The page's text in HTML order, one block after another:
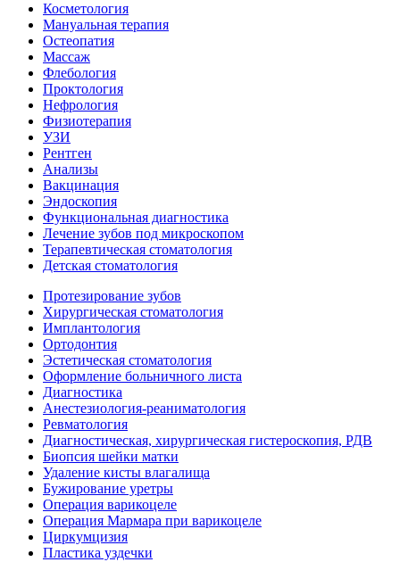
Косметология
Мануальная терапия
Остеопатия
Массаж
Флебология
Проктология
Нефрология
Физиотерапия
УЗИ
Рентген
Анализы
Вакцинация
Эндоскопия
Функциональная диагностика
Лечение зубов под микроскопом
Терапевтическая стоматология
Детская стоматология
Протезирование зубов
Хирургическая стоматология
Имплантология
Ортодонтия
Эстетическая стоматология
Оформление больничного листа
Диагностика
Анестезиология-реаниматология
Ревматология
Диагностическая, хирургическая гистероскопия, РДВ
Биопсия шейки матки
Удаление кисты влагалища
Бужирование уретры
Операция варикоцеле
Операция Мармара при варикоцеле
Циркумцизия
Пластика уздечки